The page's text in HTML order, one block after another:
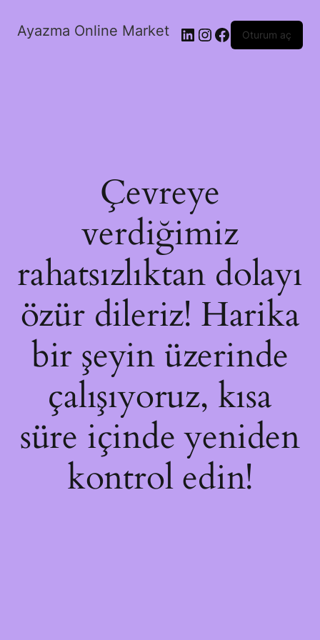
Ayazma Online Market LinkedIn
Instagram
Facebook
Oturum aç
Çevreye
verdiğimiz
rahatsızlıktan dolayı
özür dileriz! Harika
bir şeyin üzerinde
çalışıyoruz, kısa
süre içinde yeniden
kontrol edin!